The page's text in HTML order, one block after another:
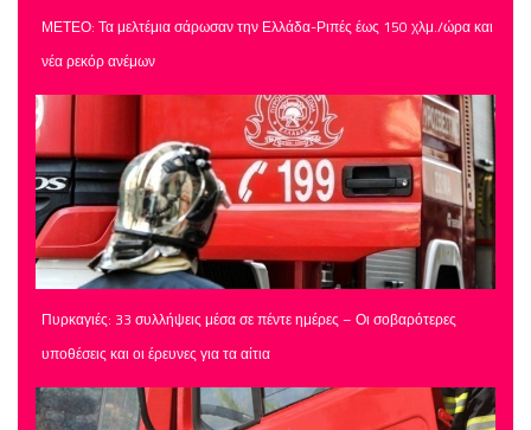
ΜΕΤΕΟ: Τα μελτέμια σάρωσαν την Ελλάδα-Ριπές έως 150 χλμ./ώρα και
νέα ρεκόρ ανέμων
Πυρκαγιές: 33 συλλήψεις μέσα σε πέντε ημέρες – Οι σοβαρότερες
υποθέσεις και οι έρευνες για τα αίτια